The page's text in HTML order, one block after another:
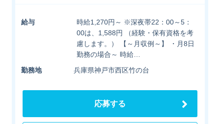
給与
時給1,270円～ ※深夜帯22：00～5：
00は、1,588円 （経験・保有資格を考
慮します。） 【～月収例～】 ・月8日
勤務の場合～ 時給…
勤務地
兵庫県神戸市西区竹の台
応募する